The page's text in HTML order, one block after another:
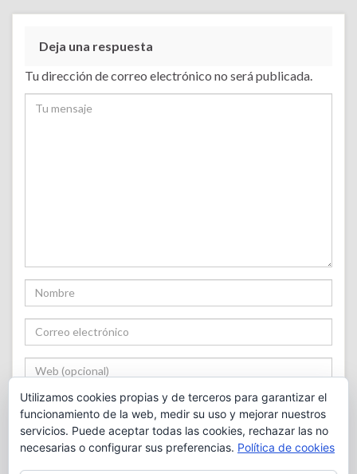
Deja una respuesta
Tu dirección de correo electrónico no será publicada.
Notificarme cuando haya nuevos comentarios.
Utilizamos cookies propias y de terceros para garantizar el
funcionamiento de la web, medir su uso y mejorar nuestros
servicios. Puede aceptar todas las cookies, rechazar las no
necesarias o configurar sus preferencias. Política de cookies